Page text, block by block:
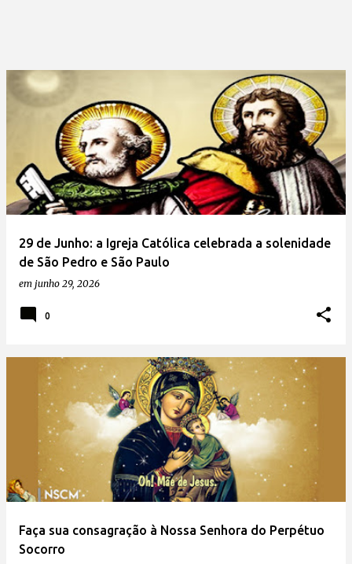
29 de Junho: a Igreja Católica celebrada a solenidade
de São Pedro e São Paulo
em junho 29, 2026
0
Faça sua consagração à Nossa Senhora do Perpétuo
Socorro